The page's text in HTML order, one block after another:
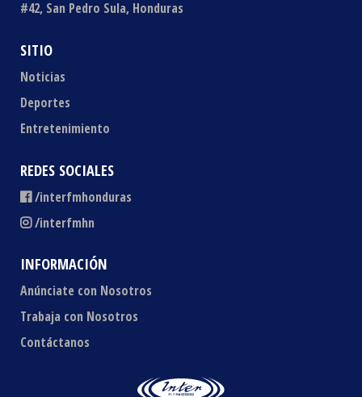
#42, San Pedro Sula, Honduras
SITIO
Noticias
Deportes
Entretenimiento
REDES SOCIALES
/interfmhonduras
/interfmhn
INFORMACIÓN
Anúnciate con Nosotros
Trabaja con Nosotros
Contáctanos